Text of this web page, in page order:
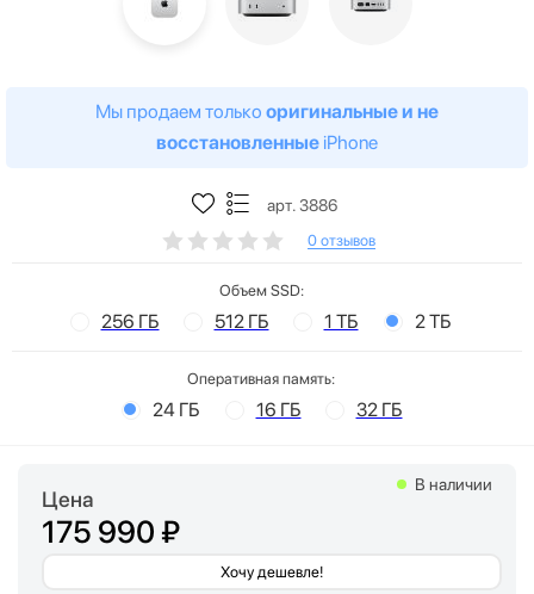
Мы продаем только оригинальные и не
восстановленные iPhone
арт. 3886
0 отзывов
Объем SSD:
256 ГБ 512 ГБ 1 ТБ 2 ТБ
Оперативная память:
24 ГБ 16 ГБ 32 ГБ
Цена
175 990 ₽
Хочу дешевле!
В наличии